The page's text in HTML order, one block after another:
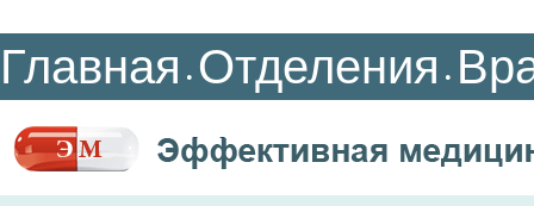
Главная • Отделения •